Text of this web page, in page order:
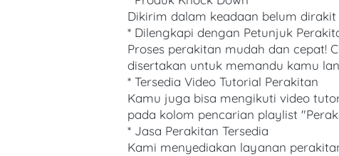
Dikirim dalam keadaan belum
* Dilengkapi dengan Petunjuk
Proses perakitan mudah dan cepat!
disertakan untuk memandu kamu
* Tersedia Video Tutorial Perakitan
Kamu juga bisa mengikuti video
pada kolom pencarian playlist
* Jasa Perakitan Tersedia
Kami menyediakan layanan